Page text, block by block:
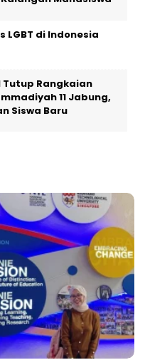
LGBT di Indonesia
Rangkaian
11 Jabung,
Siswa Baru